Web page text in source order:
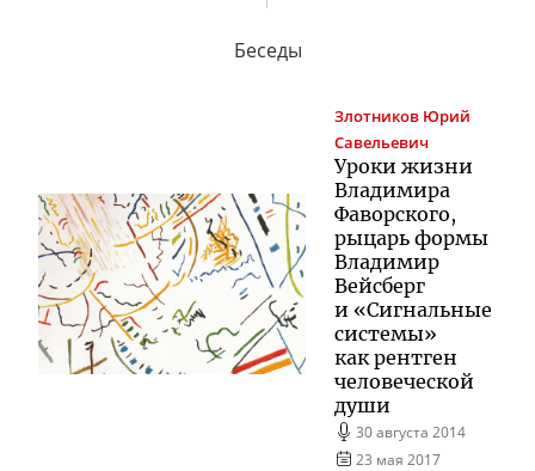
Беседы
Злотников Юрий
Савельевич
Уроки жизни
Владимира
Фаворского,
рыцарь формы
Владимир
Вейсберг
и «Сигнальные
системы»
как рентген
человеческой
души
30 августа 2014
23 мая 2017